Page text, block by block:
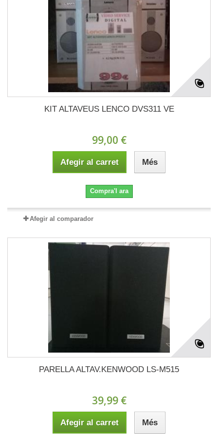
KIT ALTAVEUS LENCO DVS311 VE
99,00 €
Afegir al carret Més
Compra'l ara
Afegir al comparador
PARELLA ALTAV.KENWOOD LS-M515
39,99 €
Afegir al carret Més